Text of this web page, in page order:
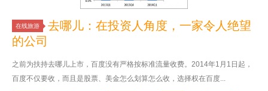
在线旅游
去哪儿：在投资人角度，一家令人绝望
的公司
之前为扶持去哪儿上市，百度没有严格按标准流量收费。2014年1月1日起，
百度不仅要收，而且是股票、美金怎么划算怎么收，选择权在百度...